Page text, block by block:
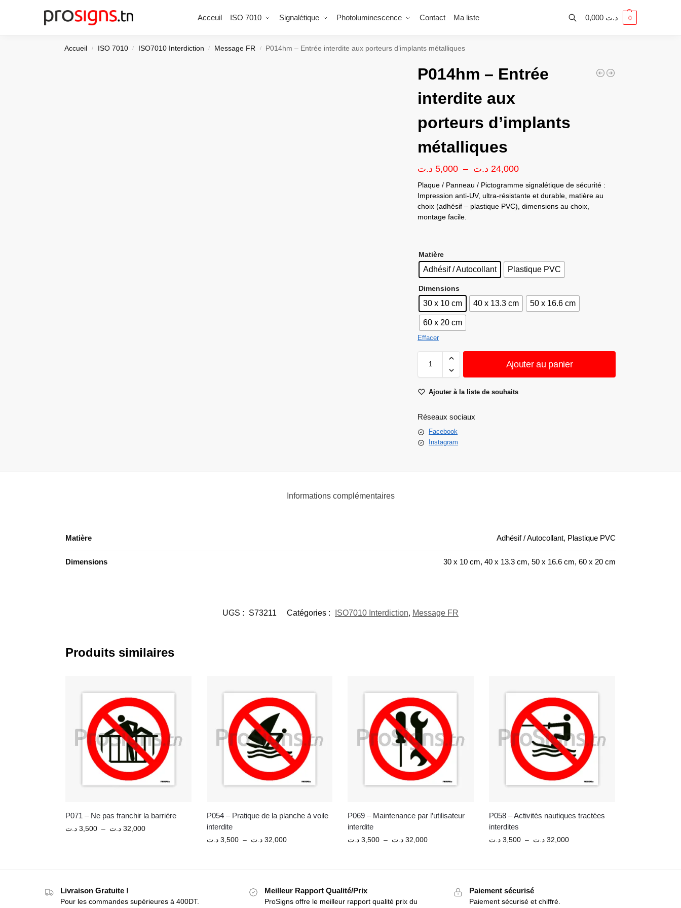
Acceuil ISO 7010 Signalétique Photoluminescence Contact Ma liste
Chercher 0,000 د.ت 0
Accueil / ISO 7010 / ISO7010 Interdiction / Message FR / P014hm – Entrée interdite aux porteurs d’implants métalliques
P014hm – Entrée
interdite aux
porteurs d’implants
métalliques
5,000 د.ت – 24,000 د.ت
Plaque / Panneau / Pictogramme signalétique de sécurité :
Impression anti-UV, ultra-résistante et durable, matière au
choix (adhésif – plastique PVC), dimensions au choix,
montage facile.
Matière
Adhésif / Autocollant Plastique PVC
Dimensions
30 x 10 cm 40 x 13.3 cm 50 x 16.6 cm
60 x 20 cm
Effacer
Ajouter au panier
Ajouter à la liste de souhaits
Réseaux sociaux
Facebook
Instagram
Informations complémentaires
Matière Adhésif / Autocollant, Plastique PVC
Dimensions 30 x 10 cm, 40 x 13.3 cm, 50 x 16.6 cm, 60 x 20 cm
UGS : S73211 Catégories : ISO7010 Interdiction, Message FR
Produits similaires
P071 – Ne pas franchir la barrière
3,500 د.ت – 32,000 د.ت
P054 – Pratique de la planche à voile
interdite
3,500 د.ت – 32,000 د.ت
P069 – Maintenance par l’utilisateur
interdite
3,500 د.ت – 32,000 د.ت
P058 – Activités nautiques tractées
interdites
3,500 د.ت – 32,000 د.ت
Livraison Gratuite !
Pour les commandes supérieures à 400DT.
Meilleur Rapport Qualité/Prix
ProSigns offre le meilleur rapport qualité prix du
Paiement sécurisé
Paiement sécurisé et chiffré.